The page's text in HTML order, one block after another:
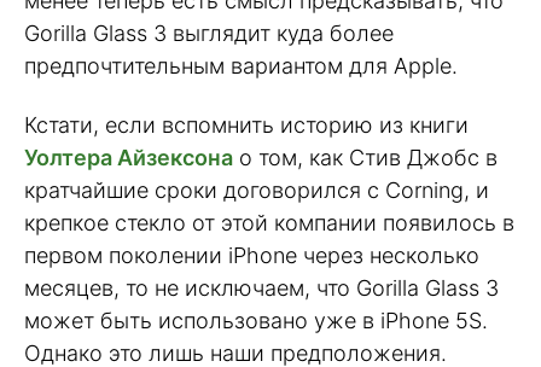
Gorilla Glass 3 выглядит куда более
предпочтительным вариантом для Apple.
Кстати, если вспомнить историю из книги
Уолтера Айзексона о том, как Стив Джобс в
кратчайшие сроки договорился с Corning, и
крепкое стекло от этой компании появилось в
первом поколении iPhone через несколько
месяцев, то не исключаем, что Gorilla Glass 3
может быть использовано уже в iPhone 5S.
Однако это лишь наши предположения.